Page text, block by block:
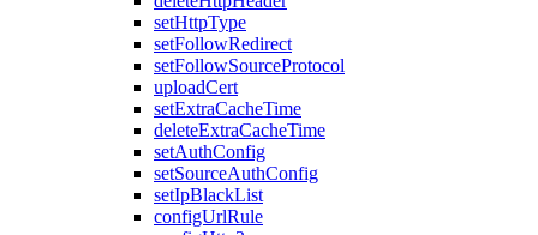
setHttpType
setFollowRedirect
setFollowSourceProtocol
uploadCert
setExtraCacheTime
deleteExtraCacheTime
setAuthConfig
setSourceAuthConfig
setIpBlackList
configUrlRule